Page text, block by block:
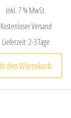
inkl. 7 % MwSt.
Kostenloser Versand
Lieferzeit:2-3 Tage
In den Warenkorb